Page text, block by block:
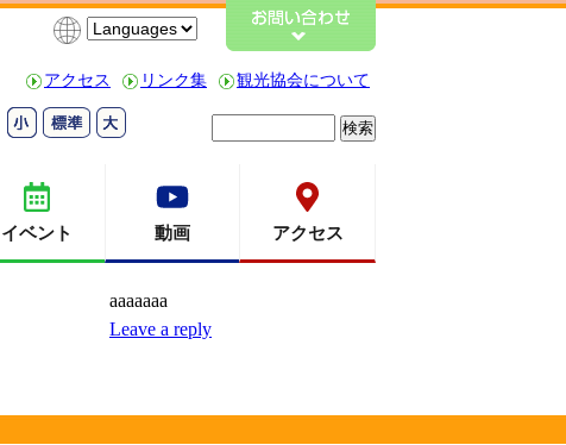
観光協会について
リンク集
アクセス
イベント 動画 アクセス
aaaaaaa
Leave a reply